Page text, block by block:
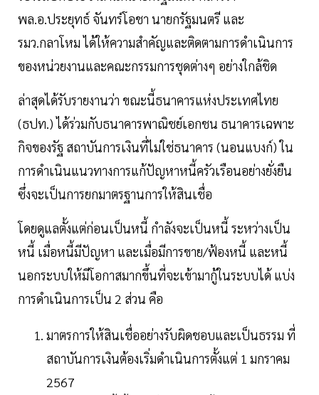
พล.อ.ประยุทธ์ จันทร์โอชา นายกรัฐมนตรี และ
รมว.กลาโหม ได้ให้ความสำคัญและติดตามการดำเนินการ
ของหน่วยงานและคณะกรรมการชุดต่างๆ อย่างใกล้ชิด
ล่าสุดได้รับรายงานว่า ขณะนี้ธนาคารแห่งประเทศไทย
(ธปท.) ได้ร่วมกับธนาคารพาณิชย์เอกชน ธนาคารเฉพาะ
กิจของรัฐ สถาบันการเงินที่ไม่ใช่ธนาคาร (นอนแบงก์) ใน
การดำเนินแนวทางการแก้ปัญหาหนี้ครัวเรือนอย่างยั่งยืน
ซึ่งจะเป็นการยกมาตรฐานการให้สินเชื่อ
โดยดูแลตั้งแต่ก่อนเป็นหนี้ กำลังจะเป็นหนี้ ระหว่างเป็น
หนี้ เมื่อหนี้มีปัญหา และเมื่อมีการขาย/ฟ้องหนี้ และหนี้
นอกระบบให้มีโอกาสมากขึ้นที่จะเข้ามากู้ในระบบได้ แบ่ง
การดำเนินการเป็น 2 ส่วน คือ
มาตรการให้สินเชื่ออย่างรับผิดชอบและเป็นธรรม ที่
สถาบันการเงินต้องเริ่มดำเนินการตั้งแต่ 1 มกราคม
2567